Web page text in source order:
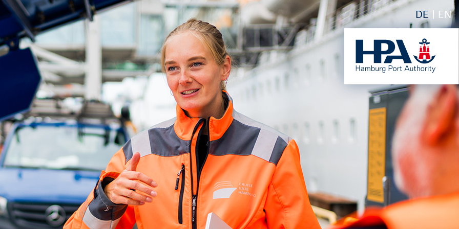
DE EN
Center der HPA
aller Verkehrsmeldungen im Hafen am